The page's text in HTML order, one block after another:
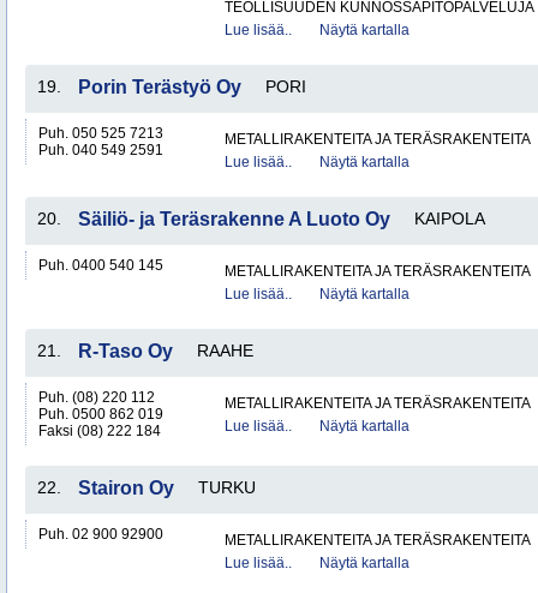
TEOLLISUUDEN KUNNOSSAPITOPALVELUJA
Lue lisää..
Näytä kartalla
19. Porin Terästyö Oy PORI
Puh. 050 525 7213
Puh. 040 549 2591
METALLIRAKENTEITA JA TERÄSRAKENTEITA
Lue lisää..
Näytä kartalla
20. Säiliö- ja Teräsrakenne A Luoto Oy KAIPOLA
Puh. 0400 540 145
METALLIRAKENTEITA JA TERÄSRAKENTEITA
Lue lisää..
Näytä kartalla
21. R-Taso Oy RAAHE
Puh. (08) 220 112
Puh. 0500 862 019
Faksi (08) 222 184
METALLIRAKENTEITA JA TERÄSRAKENTEITA
Lue lisää..
Näytä kartalla
22. Stairon Oy TURKU
Puh. 02 900 92900
METALLIRAKENTEITA JA TERÄSRAKENTEITA
Lue lisää..
Näytä kartalla